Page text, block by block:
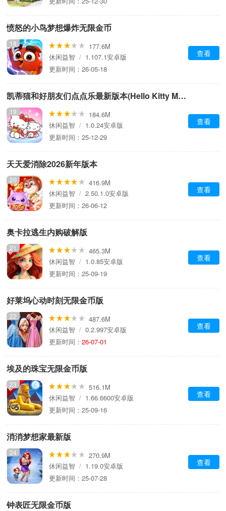
愤怒的小鸟梦想爆炸无限金币
18
177.6M
休闲益智 / 1.107.1安卓版
更新时间：26-05-18
查看
凯蒂猫和好朋友们点点乐最新版本(Hello Kitty Match)
19
184.6M
休闲益智 / 1.0.24安卓版
更新时间：25-12-29
查看
天天爱消除2026新年版本
20
416.9M
休闲益智 / 2.50.1.0安卓版
更新时间：26-06-12
查看
奥卡拉逃生内购破解版
21
465.3M
休闲益智 / 1.0.85安卓版
更新时间：25-09-19
查看
好莱坞心动时刻无限金币版
22
487.6M
休闲益智 / 0.2.997安卓版
更新时间：26-07-01
查看
埃及的珠宝无限金币版
23
516.1M
休闲益智 / 1.66.6600安卓版
更新时间：25-09-16
查看
消消梦想家最新版
24
270.9M
休闲益智 / 1.19.0安卓版
更新时间：25-07-28
查看
钟表匠无限金币版